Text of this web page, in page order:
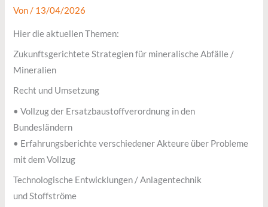
Von/ 13/04/2026
Hier die aktuellen Themen:
Zukunftsgerichtete Strategien für mineralische Abfälle /
Mineralien
Recht und Umsetzung
• Vollzug der Ersatzbaustoffverordnung in den
Bundesländern
• Erfahrungsberichte verschiedener Akteure über Probleme
mit dem Vollzug
Technologische Entwicklungen / Anlagentechnik
und Stoffströme